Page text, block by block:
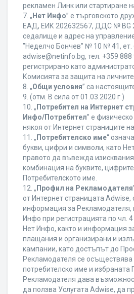
рекламен Линк или стартиране
7. „ Нет Инфо” е търговското
ЕАД, ЕИК 202632567, ДДС № BG
седалище и адрес на
”Неделчо Бончев” № 10 № 41, ет.
adwise@netinfo.bg, тел: +359 888
регистрирано като
Комисията за защита на
8. „Общи условия” са
9. (отм. В сила от 01.03.2020 г.)
10. „ Потребител на Интернет
Инфо/Потребител” е
някоя от Интернет страниците
11. „ Потребителско име“
букви, цифри и символи, като
правото да въвежда
комбинация на буквите,
Потребителското име.
12. „ Профил на Рекламодателя
от Интернет страницата
информация за Рекламодателя,
Инфо при регистрацията по чл.
Нет Инфо, както и информация
плащания и организирани и
кампании, като достъпът до
Рекламодателя се
потребителско име и
Рекламодателя дава
да ползва Услугата Adwise, да